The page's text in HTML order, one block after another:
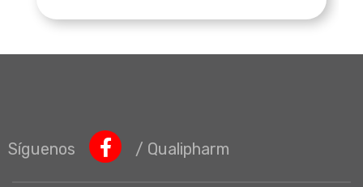
Síguenos / Qualipharm